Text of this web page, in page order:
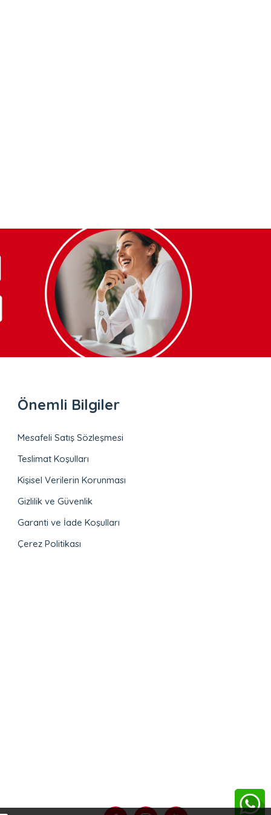
Önemli Bilgiler
Mesafeli Satış Sözleşmesi
Teslimat Koşulları
Kişisel Verilerin Korunması
Gizlilik ve Güvenlik
Garanti ve İade Koşulları
Çerez Politikası